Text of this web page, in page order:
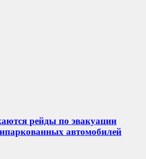
рейды по эвакуации
автомобилей